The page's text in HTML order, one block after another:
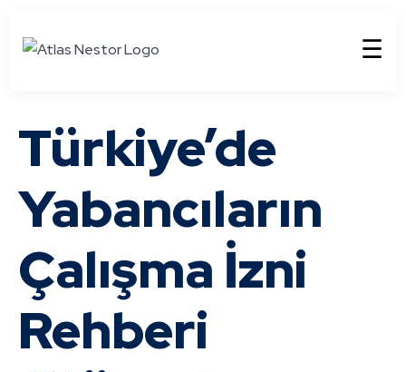
☰
Türkiye’de
Yabancıların
Çalışma İzni
Rehberi